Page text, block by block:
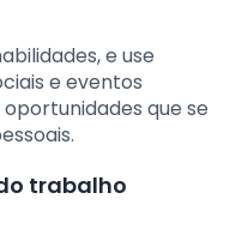
e use
e eventos
que se
trabalho